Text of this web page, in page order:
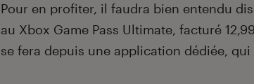
Pour en profiter, il faudra bien entendu
au Xbox Game Pass Ultimate, facturé
se fera depuis une application dédiée,